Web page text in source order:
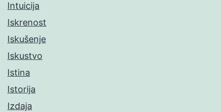
Intuicija
Iskrenost
Iskušenje
Iskustvo
Istina
Istorija
Izdaja